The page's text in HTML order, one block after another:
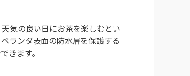
気の良い日にお茶を楽しむとい
ランダ表面の防水層を保護する
きます。